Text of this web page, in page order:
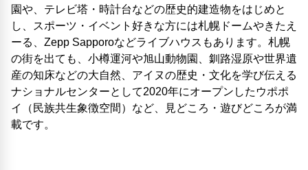
園や、テレビ塔・時計台などの歴史的建造物をはじめと
し、スポーツ・イベント好きな方には札幌ドームやきたえ
ーる、Zepp Sapporoなどライブハウスもあります。札幌
の街を出ても、小樽運河や旭山動物園、釧路湿原や世界遺
産の知床などの大自然、アイヌの歴史・文化を学び伝える
ナショナルセンターとして2020年にオープンしたウポポ
イ（民族共生象徴空間）など、見どころ・遊びどころが満
載です。